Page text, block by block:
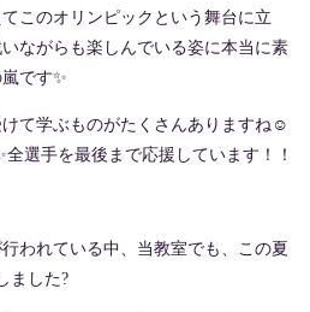
このオリンピックという舞台に立
ながらも楽しんでいる姿に本当に素
です✨
て学ぶものがたくさんありますね ☺️
全選手を最後まで応援しています！！
われている中、当教室でも、この夏
ました?